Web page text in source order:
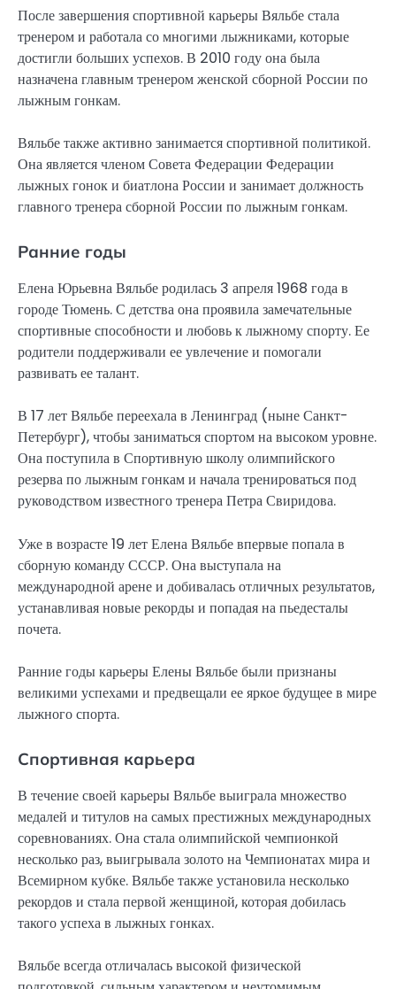
После завершения спортивной карьеры Вяльбе стала
тренером и работала со многими лыжниками, которые
достигли больших успехов. В 2010 году она была
назначена главным тренером женской сборной России по
лыжным гонкам.
Вяльбе также активно занимается спортивной политикой.
Она является членом Совета Федерации Федерации
лыжных гонок и биатлона России и занимает должность
главного тренера сборной России по лыжным гонкам.
Ранние годы
Елена Юрьевна Вяльбе родилась 3 апреля 1968 года в
городе Тюмень. С детства она проявила замечательные
спортивные способности и любовь к лыжному спорту. Ее
родители поддерживали ее увлечение и помогали
развивать ее талант.
В 17 лет Вяльбе переехала в Ленинград (ныне Санкт-
Петербург), чтобы заниматься спортом на высоком уровне.
Она поступила в Спортивную школу олимпийского
резерва по лыжным гонкам и начала тренироваться под
руководством известного тренера Петра Свиридова.
Уже в возрасте 19 лет Елена Вяльбе впервые попала в
сборную команду СССР. Она выступала на
международной арене и добивалась отличных результатов,
устанавливая новые рекорды и попадая на пьедесталы
почета.
Ранние годы карьеры Елены Вяльбе были признаны
великими успехами и предвещали ее яркое будущее в мире
лыжного спорта.
Спортивная карьера
В течение своей карьеры Вяльбе выиграла множество
медалей и титулов на самых престижных международных
соревнованиях. Она стала олимпийской чемпионкой
несколько раз, выигрывала золото на Чемпионатах мира и
Всемирном кубке. Вяльбе также установила несколько
рекордов и стала первой женщиной, которая добилась
такого успеха в лыжных гонках.
Вяльбе всегда отличалась высокой физической